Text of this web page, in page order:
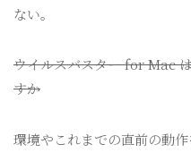
ない。
ウイルスバスター for Mac
すか
環境やこれまでの直前の動作